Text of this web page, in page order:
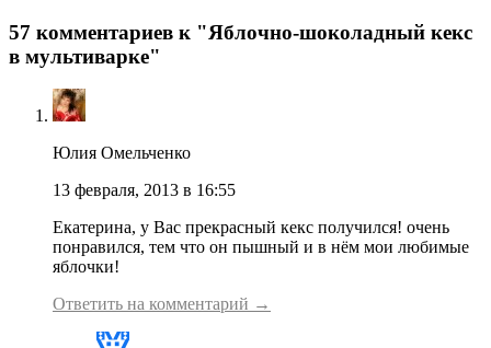
57 комментариев к "Яблочно-шоколадный кекс
в мультиварке"
Юлия Омельченко
13 февраля, 2013 в 16:55
Екатерина, у Вас прекрасный кекс получился! очень
понравился, тем что он пышный и в нём мои любимые
яблочки!
Ответить на комментарий →